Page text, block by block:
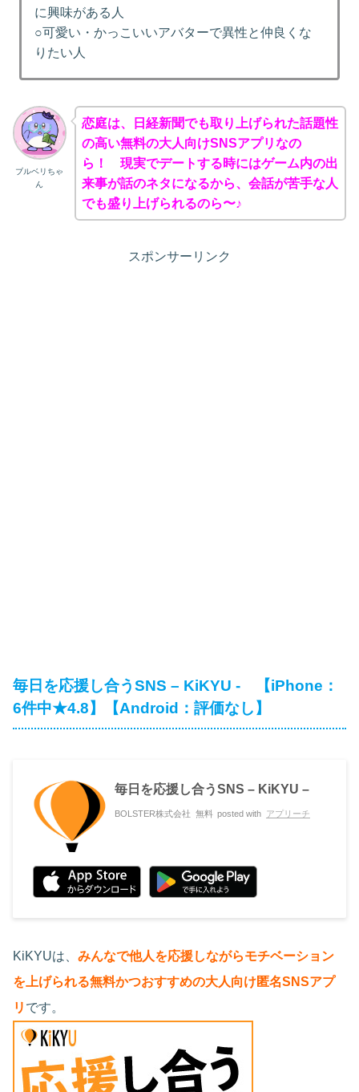
に興味がある人
○可愛い・かっこいいアバターで異性と仲良くな
りたい人
ブルベリちゃ
ん
恋庭は、日経新聞でも取り上げられた話題性
の高い無料の大人向けSNSアプリなの
ら！ 現実でデートする時にはゲーム内の出
来事が話のネタになるから、 会話が苦手な人
でも盛り上げられるのら〜♪
スポンサーリンク
毎日を応援し合うSNS – KiKYU - 【iPhone：
6件中★4.8】【Android：評価なし】
毎日を応援し合うSNS – KiKYU –
BOLSTER株式会社 無料 posted with アプリーチ
KiKYUは、 みんなで他人を応援しながらモチベーション
を上げられる無料かつおすすめの大人向け匿名SNSアプ
リ です。